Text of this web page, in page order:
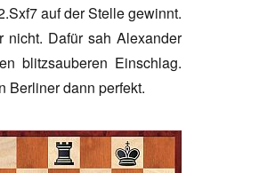
auf der Stelle gewinnt.
nicht. Dafür sah Alexander
blitzsauberen Einschlag.
Berliner dann perfekt.